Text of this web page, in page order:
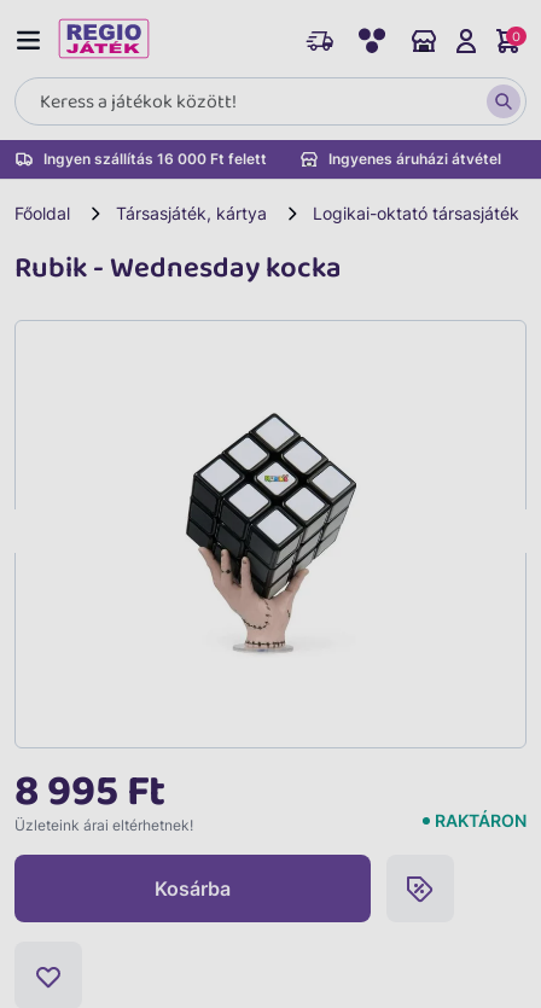
Ingyen szállítás 16 000 Ft felett Ingyenes áruházi átvétel
0
Főoldal Társasjáték, kártya Logikai-oktató társasjáték
Rubik - Wednesday kocka
8 995 Ft
Üzleteink árai eltérhetnek! RAKTÁRON
Kosárba